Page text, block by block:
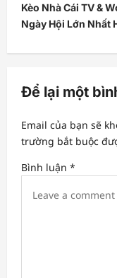
n
a
v
g
a
t
i
Kèo Nhà Cái TV &
Ngày Hội Lớn Nhất
Để lại một
Email của bạn sẽ
trường bắt buộc
Bình luận *